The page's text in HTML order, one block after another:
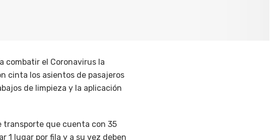
combatir el Coronavirus la
cinta los asientos de pasajeros
de limpieza y la aplicación
transporte que cuenta con 35
1 lugar por fila y a su vez deben